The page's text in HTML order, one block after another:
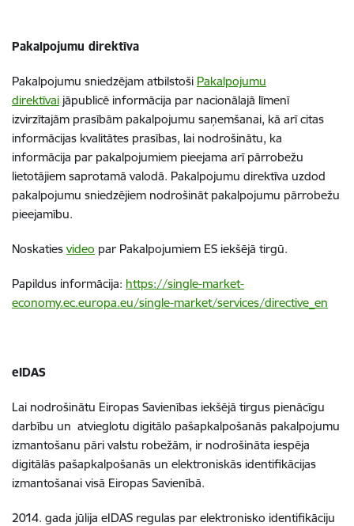
Pakalpojumu direktīva
Pakalpojumu sniedzējam atbilstoši Pakalpojumu
direktīvai jāpublicē informācija par nacionālajā līmenī
izvirzītajām prasībām pakalpojumu saņemšanai, kā arī citas
informācijas kvalitātes prasības, lai nodrošinātu, ka
informācija par pakalpojumiem pieejama arī pārrobežu
lietotājiem saprotamā valodā. Pakalpojumu direktīva uzdod
pakalpojumu sniedzējiem nodrošināt pakalpojumu pārrobežu
pieejamību.
Noskaties video par Pakalpojumiem ES iekšējā tirgū.
Papildus informācija: https://single-market-
economy.ec.europa.eu/single-market/services/directive_en
eIDAS
Lai nodrošinātu Eiropas Savienības iekšējā tirgus pienācīgu
darbību un atvieglotu digitālo pašapkalpošanās pakalpojumu
izmantošanu pāri valstu robežām, ir nodrošināta iespēja
digitālās pašapkalpošanās un elektroniskās identifikācijas
izmantošanai visā Eiropas Savienībā.
2014. gada jūlija eIDAS regulas par elektronisko identifikāciju